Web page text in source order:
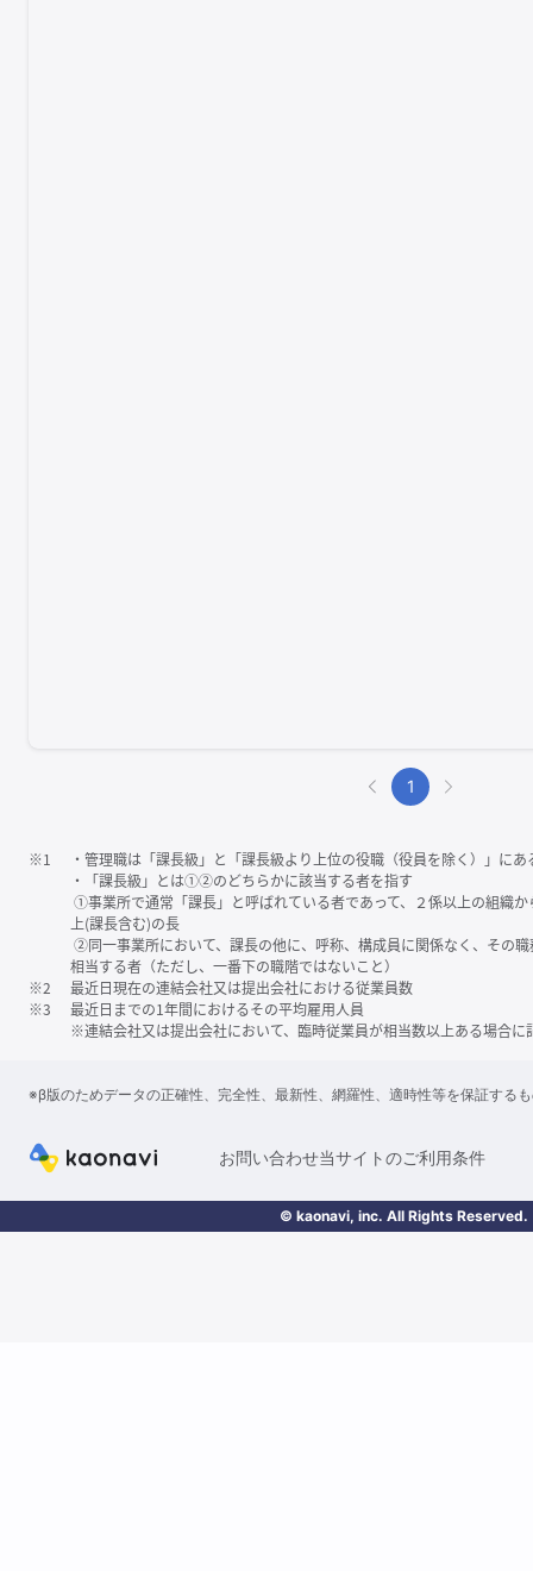
1
※1
・管理職は「課⻑級」と「課⻑級より上位の役職（役員を除く）」に
・「課⻑級」とは①②のどちらかに該当する者を指す
①事業所で通常「課⻑」と呼ばれている者であって、２係以上の組織
上(課⻑含む)の⻑
②同一事業所において、課⻑の他に、呼称、構成員に関係なく、その
相当する者（ただし、一番下の職階ではないこと）
※2
最近日現在の連結会社又は提出会社における従業員数
※3
最近日までの1年間におけるその平均雇用人員
※連結会社又は提出会社において、臨時従業員が相当数以上ある場合に
※β版のためデータの正確性、完全性、最新性、網羅性、適時性等を保証する
お問い合わせ当サイトのご利用条件
© kaonavi, inc. All Rights Reserved.